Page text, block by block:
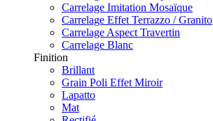
Carrelage Imitation Mosaïque
Carrelage Effet Terrazzo / Granito
Carrelage Aspect Travertin
Carrelage Blanc
Finition
Brillant
Grain Poli Effet Miroir
Lapatto
Mat